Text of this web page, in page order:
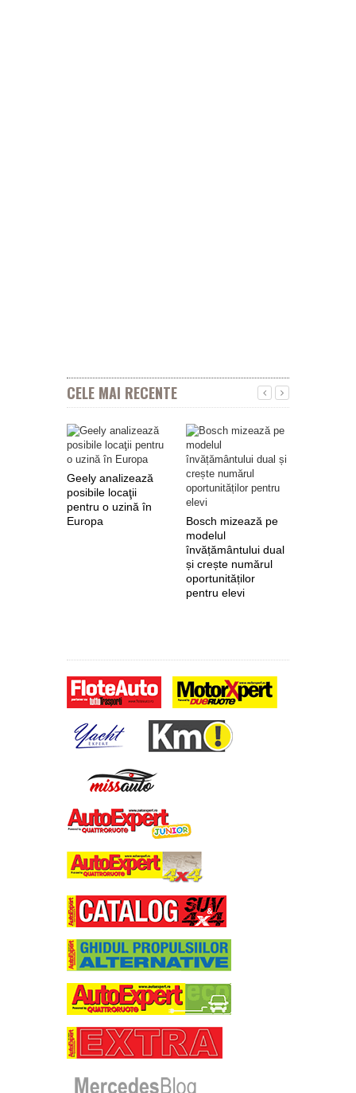
CELE MAI RECENTE
Geely analizează
posibile locaţii
pentru o uzină în
Europa
Bosch mizează pe
modelul
învățământului dual
și crește numărul
oportunităților
pentru elevi